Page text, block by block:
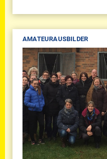
AMATEURAUSBILDER